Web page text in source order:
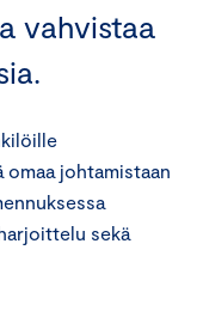
vahvistaa
johtamistaan
sekä